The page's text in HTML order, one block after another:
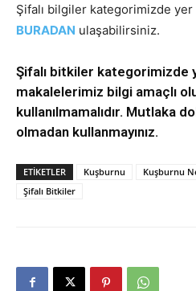
Şifalı bilgiler kategorimizde
BURADAN ulaşabilirsiniz.
Şifalı bitkiler kategorimizde
makalelerimiz bilgi amaçlı
kullanılmamalıdır. Mutlaka
olmadan kullanmayınız.
ETIKETLER Kuşburnu Kuşburnu
Şifalı Bitkiler